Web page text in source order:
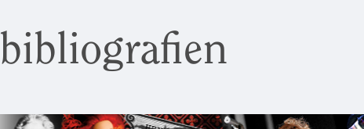
bibliografien